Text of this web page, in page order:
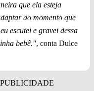
que ela esteja
ao momento que
escutei e gravei dessa
bebê.", conta Dulce